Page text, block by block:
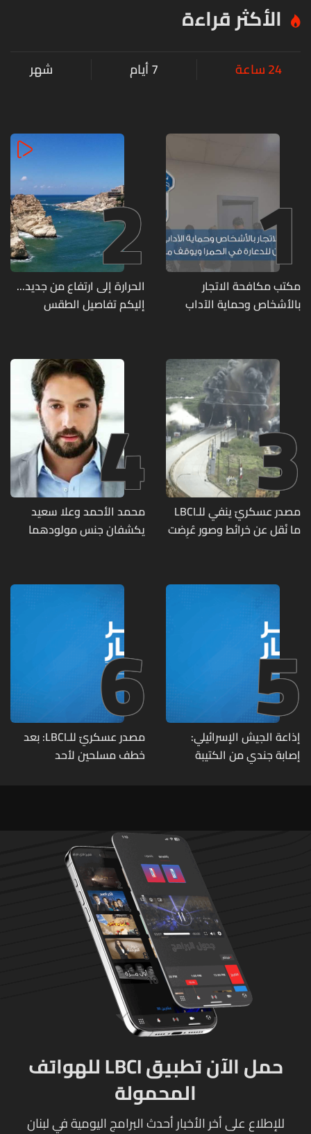
الأكثر قراءة
24 ساعة 7 أيام شهر
1
مكتب مكافحة الاتجار
بالأشخاص وحماية الآداب
متورطين
2
الحرارة إلى ارتفاع من جديد...
إليكم تفاصيل الطقس
3
مصدر عسكريّ ينفي للـLBCI
ما نُقل عن خرائط وصور عُرِضت
تحت الأرض
4
محمد الأحمد وعلا سعيد
يكشفان جنس مولودهما
5
إذاعة الجيش الإسرائيلي:
إصابة جندي من الكتيبة
6
مصدر عسكريّ للـLBCI: بعد
خطف مسلحين لأحد
بملاحقتهم ونفّذ عمليات
دهم لتوقيفهم فأُفرج عن
العسكريّ المخطوف
والوحدات المختصة تعمل
على توقيف الخاطفين
حمل الآن تطبيق LBCI للهواتف
المحمولة
للإطلاع على أخر الأخبار أحدث البرامج اليومية في لبنان